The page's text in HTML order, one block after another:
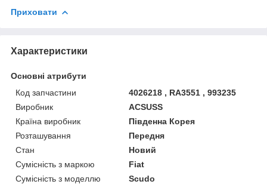
Приховати
Характеристики
Основні атрибути
Код запчастини
4026218 , RA3551 , 993235
Виробник
ACSUSS
Країна виробник
Південна Корея
Розташування
Передня
Стан
Новий
Сумісність з маркою
Fiat
Сумісність з моделлю
Scudo